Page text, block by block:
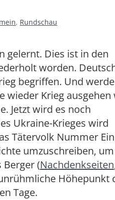
, Rundschau
gelernt. Dies ist in den
worden.
begriffen. Und
wieder Krieg ausgehen
Jetzt wird es noch
Ukraine-Krieges wird
Tätervolk Nummer
umzuschreiben, um
Berger (Nachdenkseiten
Höhepunkt
Tage.